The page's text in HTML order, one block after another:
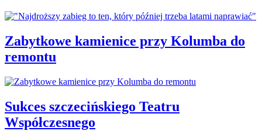
Zabytkowe kamienice przy Kolumba do
remontu
Sukces szczecińskiego Teatru
Współczesnego